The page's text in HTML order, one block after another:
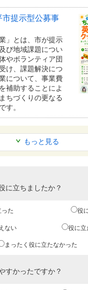
もっと見る
提示型公募事
」とは、市が提示
び地域課題につい
やボランティア団
け、課題解決につ
について、事業費
補助することによ
ちづくりの更なる
す。
に立ちましたか？
った 役
ない 役に立
まったく役に立たなかった
すかったですか？